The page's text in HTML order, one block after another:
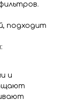
подходит
и